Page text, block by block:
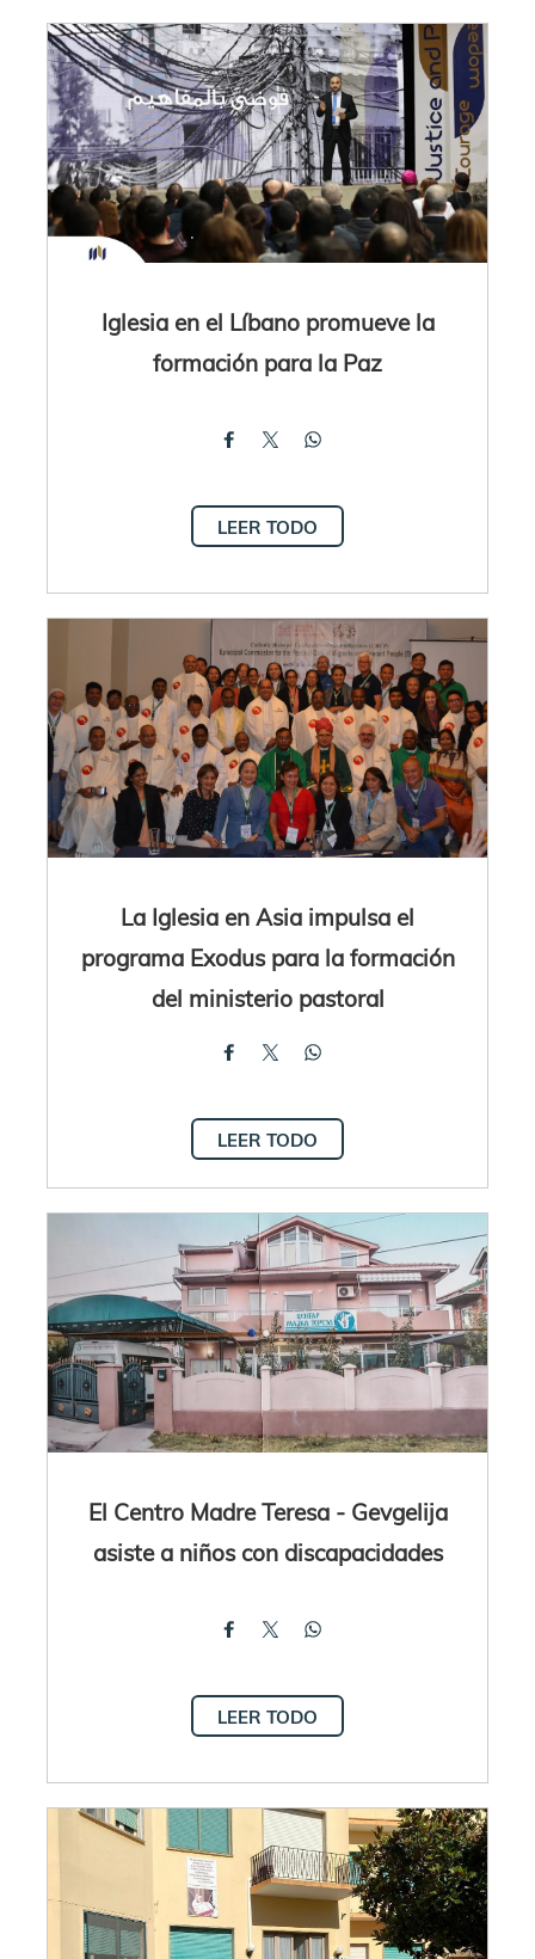
Iglesia en el Líbano promueve la
formación para la Paz
LEER TODO
La Iglesia en Asia impulsa el
programa Exodus para la formación
del ministerio pastoral
LEER TODO
El Centro Madre Teresa - Gevgelija
asiste a niños con discapacidades
LEER TODO